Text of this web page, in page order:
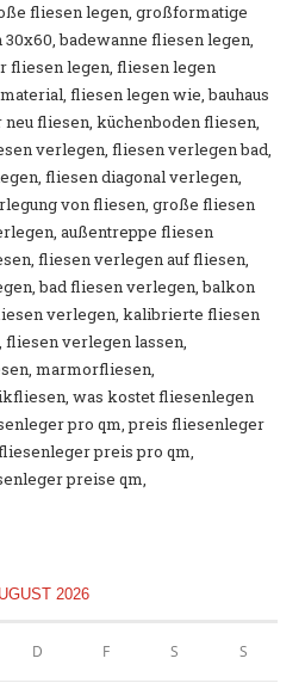
fliesen legen, großformatige
badewanne fliesen legen,
fliesen legen, fliesen legen
fliesen legen wie, bauhaus
fliesen, küchenboden fliesen,
verlegen, fliesen verlegen bad,
fliesen diagonal verlegen,
von fliesen, große fliesen
außentreppe fliesen
fliesen verlegen auf fliesen,
bad fliesen verlegen, balkon
verlegen, kalibrierte fliesen
verlegen lassen,
marmorfliesen,
was kostet fliesenlegen
pro qm, preis fliesenleger
preis pro qm,
preise qm,
2026
D F S S